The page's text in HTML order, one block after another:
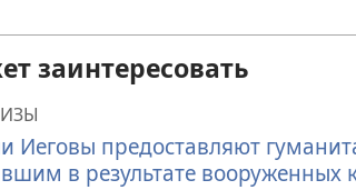
заинтересовать
Иеговы предоставляют
в результате вооруженных